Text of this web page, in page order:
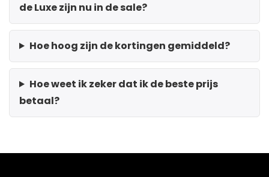
de Luxe zijn nu in de sale?
Hoe hoog zijn de kortingen gemiddeld?
Hoe weet ik zeker dat ik de beste prijs
betaal?